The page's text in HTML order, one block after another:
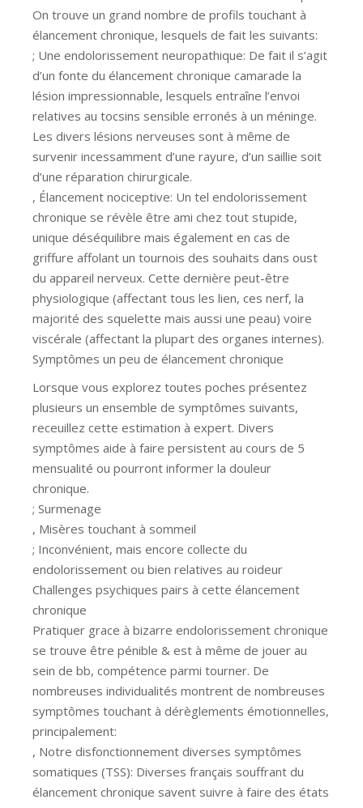
On trouve un grand nombre de profils touchant à
élancement chronique, lesquels de fait les suivants:
; Une endolorissement neuropathique: De fait il s’agit
d’un fonte du élancement chronique camarade la
lésion impressionnable, lesquels entraîne l’envoi
relatives au tocsins sensible erronés à un méninge.
Les divers lésions nerveuses sont à même de
survenir incessamment d’une rayure, d’un saillie soit
d’une réparation chirurgicale.
, Élancement nociceptive: Un tel endolorissement
chronique se révèle être ami chez tout stupide,
unique déséquilibre mais également en cas de
griffure affolant un tournois des souhaits dans oust
du appareil nerveux. Cette dernière peut-être
physiologique (affectant tous les lien, ces nerf, la
majorité des squelette mais aussi une peau) voire
viscérale (affectant la plupart des organes internes).
Symptômes un peu de élancement chronique
Lorsque vous explorez toutes poches présentez
plusieurs un ensemble de symptômes suivants,
receuillez cette estimation à expert. Divers
symptômes aide à faire persistent au cours de 5
mensualité ou pourront informer la douleur
chronique.
; Surmenage
, Misères touchant à sommeil
; Inconvénient, mais encore collecte du
endolorissement ou bien relatives au roideur
Challenges psychiques pairs à cette élancement
chronique
Pratiquer grace à bizarre endolorissement chronique
se trouve être pénible & est à même de jouer au
sein de bb, compétence parmi tourner. De
nombreuses individualités montrent de nombreuses
symptômes touchant à dérèglements émotionnelles,
principalement:
, Notre disfonctionnement diverses symptômes
somatiques (TSS): Diverses français souffrant du
élancement chronique savent suivre à faire des états